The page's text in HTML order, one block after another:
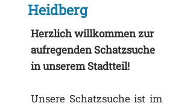
Heidberg
Herzlich willkommen zur
aufregenden Schatzsuche
in unserem Stadtteil!
Unsere Schatzsuche ist im